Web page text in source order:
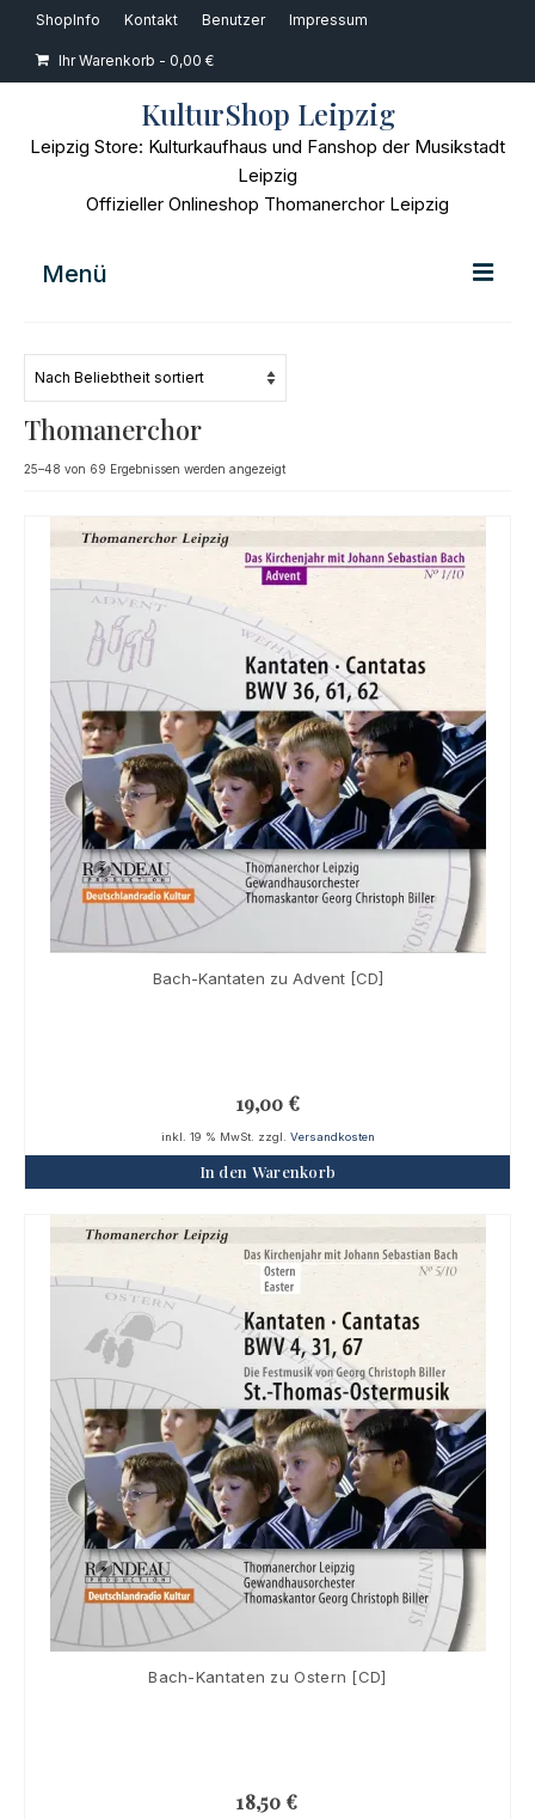
ShopInfo Kontakt Benutzer Impressum
Ihr Warenkorb - 0,00 €
KulturShop Leipzig
Leipzig Store: Kulturkaufhaus und Fanshop der Musikstadt
Leipzig
Offizieller Onlineshop Thomanerchor Leipzig
Menü
Musik
KidsStore
Saison
Sale [%]
Thomanerchor
25–48 von 69 Ergebnissen werden angezeigtNach
sortiert
Bach-Kantaten zu Advent [CD]
19,00 €
inkl. 19 % MwSt. zzgl. Versandkosten
In den Warenkorb
Bach-Kantaten zu Ostern [CD]
18,50 €